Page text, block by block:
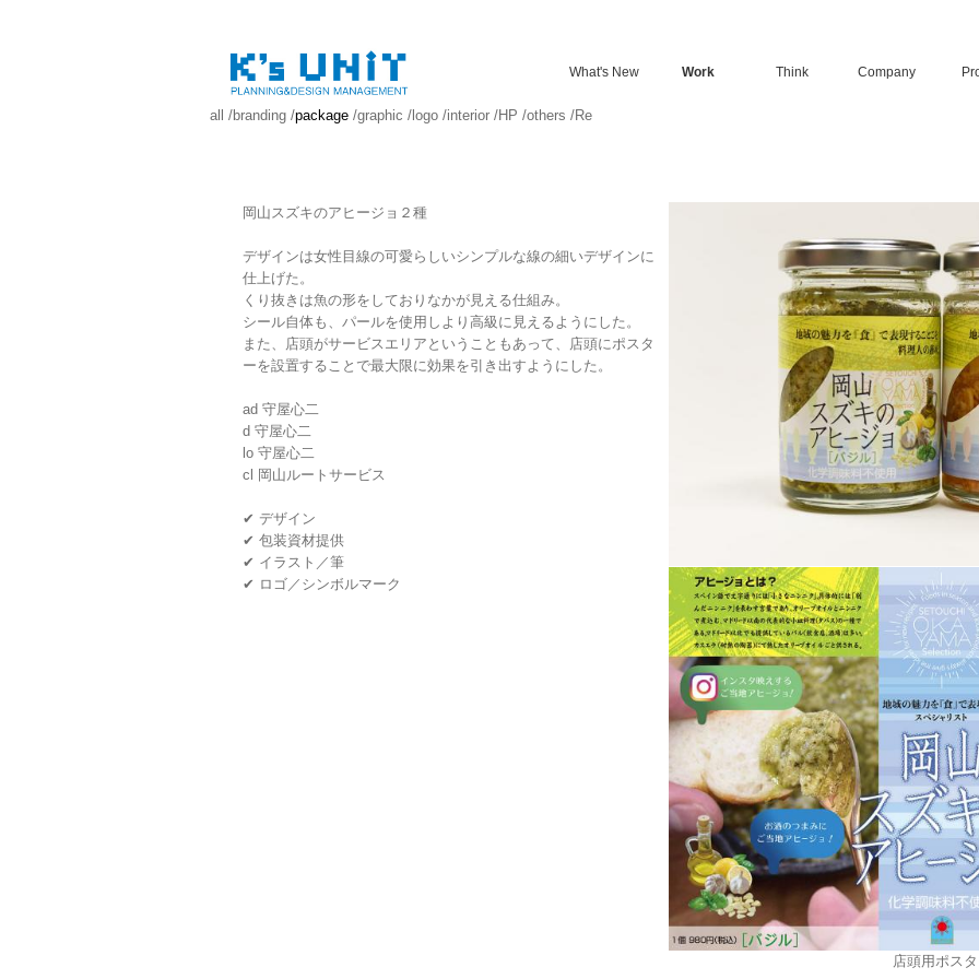
What's New Work Think Company
all /branding /package /graphic / logo /interior /HP /others /Re
岡山スズキのアヒージョ２種
デザインは女性目線の可愛らしいシンプルな線の細いデザインに
仕上げた。
くり抜きは魚の形をしておりなかが見える仕組み。
シール自体も、パールを使用しより高級に見えるようにした。
また、店頭がサービスエリアということもあって、店頭にポスタ
ーを設置することで最大限に効果を引き出すようにした。
ad 守屋心二
d 守屋心二
lo 守屋心二
cl 岡山ルートサービス
✔ デザイン
✔ 包装資材提供
✔ イラスト／筆
✔ ロゴ／シンボルマーク
店頭用ポス